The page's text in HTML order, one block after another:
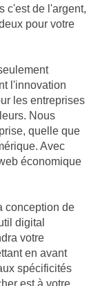
c'est de l'argent,
pour votre
l'innovation
les entreprises
Nous
quelle que
Avec
économique
conception de
digital
votre
en avant
spécificités